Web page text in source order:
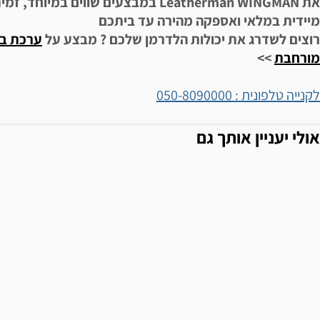
מיידית במלאי ואספקה מהירה עד ביתכם
רוצים לשדרג את יכולות הלדרמן שלכם ? מבצע עלערכת
מורחבת>>
לקנייה טלפונית : 050-8090000
אולי יעניין אותך גם